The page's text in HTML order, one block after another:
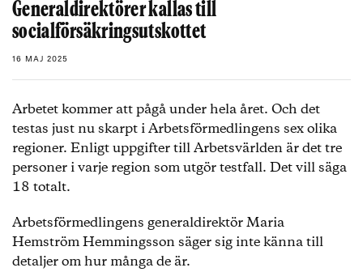
Generaldirektörer kallas till
socialförsäkringsutskottet
16 MAJ 2025
Arbetet kommer att pågå under hela året. Och det
testas just nu skarpt i Arbetsförmedlingens sex olika
regioner. Enligt uppgifter till Arbetsvärlden är det tre
personer i varje region som utgör testfall. Det vill säga
18 totalt.
Arbetsförmedlingens generaldirektör Maria
Hemström Hemmingsson säger sig inte känna till
detaljer om hur många de är.